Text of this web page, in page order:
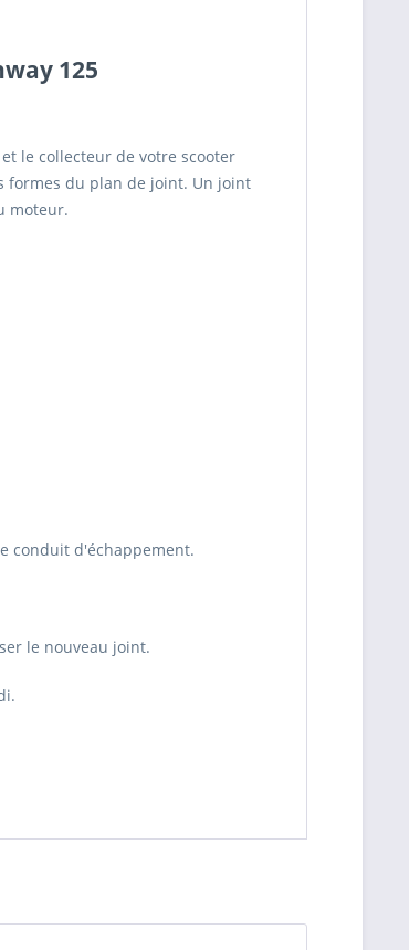
125
le collecteur de votre scooter
formes du plan de joint. Un joint
moteur.
conduit d'échappement.
le nouveau joint.